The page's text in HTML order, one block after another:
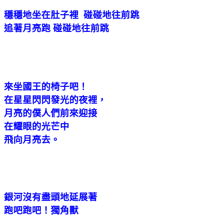
穩穩地坐在肚子裡 碰碰地往前跳
追著月亮跑 碰碰地往前跳
來坐國王的椅子吧！
在星星閃閃發光的夜裡，
月亮的僕人們前來迎接
在耀眼的光芒中
飛向月亮去。
銀河沒有盡頭地延展著
跑吧跑吧！獨角獸